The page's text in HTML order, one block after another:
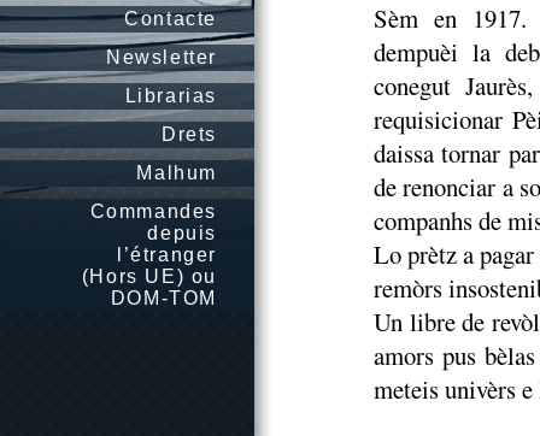
Contacte
Newsletter
Librarias
Drets
Malhum
Commandes
depuis
l’étranger
(Hors UE) ou
DOM-TOM
Sèm en
dempuèi la
conegut
requisicionar
daissa tornar
de renonciar a
companhs de
Lo prètz a
remòrs
Un libre de
amors pus
meteis univèrs